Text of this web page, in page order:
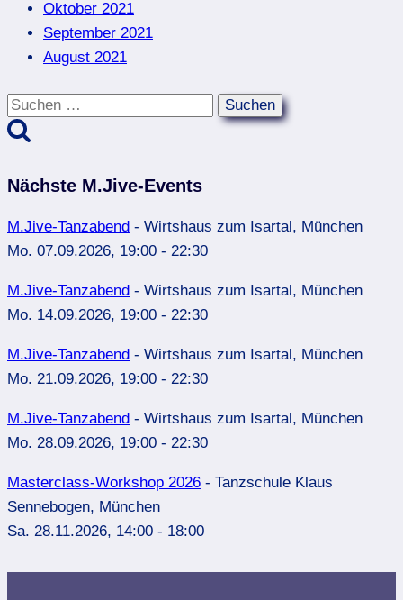
Oktober 2021
September 2021
August 2021
Suchen
nach:
Nächste M.Jive-Events
M.Jive-Tanzabend - Wirtshaus zum Isartal, München
Mo. 07.09.2026, 19:00 - 22:30
M.Jive-Tanzabend - Wirtshaus zum Isartal, München
Mo. 14.09.2026, 19:00 - 22:30
M.Jive-Tanzabend - Wirtshaus zum Isartal, München
Mo. 21.09.2026, 19:00 - 22:30
M.Jive-Tanzabend - Wirtshaus zum Isartal, München
Mo. 28.09.2026, 19:00 - 22:30
Masterclass-Workshop 2026 - Tanzschule Klaus
Sennebogen, München
Sa. 28.11.2026, 14:00 - 18:00